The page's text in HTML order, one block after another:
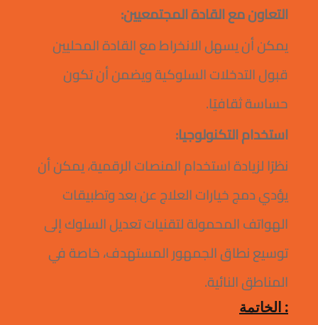
التعاون مع القادة المجتمعيين:
يمكن أن يسهل الانخراط مع القادة المحليين
قبول التدخلات السلوكية ويضمن أن تكون
حساسة ثقافيًا.
استخدام التكنولوجيا:
نظرًا لزيادة استخدام المنصات الرقمية، يمكن أن
يؤدي دمج خيارات العلاج عن بعد وتطبيقات
الهواتف المحمولة لتقنيات تعديل السلوك إلى
توسيع نطاق الجمهور المستهدف، خاصة في
المناطق النائية.
: الخاتمة